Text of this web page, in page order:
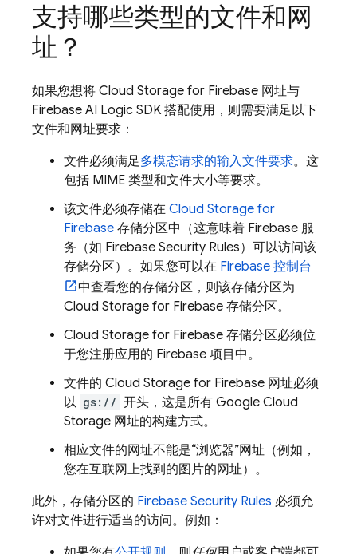
支持哪些类型的文件和网
址？
如果您想将 Cloud Storage for Firebase 网址与
Firebase AI Logic SDK 搭配使用，则需要满足以下
文件和网址要求：
文件必须满足多模态请求的输入文件要求。这
包括 MIME 类型和文件大小等要求。
该文件必须存储在 Cloud Storage for
Firebase 存储分区中（这意味着 Firebase 服
务（如 Firebase Security Rules）可以访问该
存储分区）。如果您可以在 Firebase 控制台
中查看您的存储分区，则该存储分区为
Cloud Storage for Firebase 存储分区。
Cloud Storage for Firebase 存储分区必须位
于您注册应用的 Firebase 项目中。
文件的 Cloud Storage for Firebase 网址必须
以 gs:// 开头，这是所有 Google Cloud
Storage 网址的构建方式。
相应文件的网址不能是“浏览器”网址（例如，
您在互联网上找到的图片的网址）。
此外，存储分区的 Firebase Security Rules 必须允
许对文件进行适当的访问。例如：